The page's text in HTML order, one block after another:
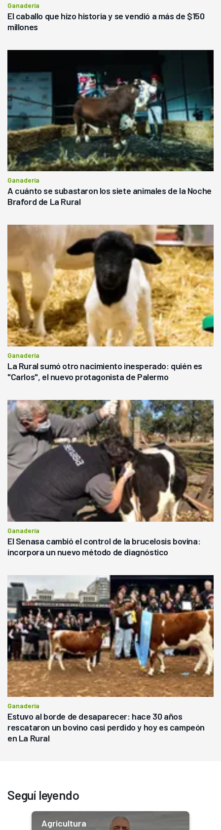
Ganadería
El caballo que hizo historia y se vendió a más de $150
millones
Ganadería
A cuánto se subastaron los siete animales de la Noche
Braford de La Rural
Ganadería
La Rural sumó otro nacimiento inesperado: quién es
"Carlos", el nuevo protagonista de Palermo
Ganadería
El Senasa cambió el control de la brucelosis bovina:
incorpora un nuevo método de diagnóstico
Ganadería
Estuvo al borde de desaparecer: hace 30 años
rescataron un bovino casi perdido y hoy es campeón
en La Rural
Seguí leyendo
Agricultura